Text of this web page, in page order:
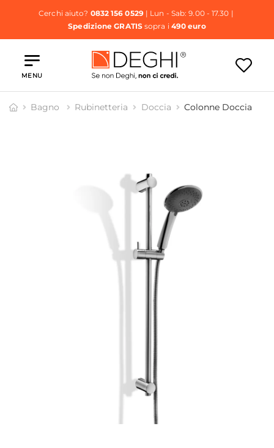
Cerchi aiuto? 0832 156 0529| Lun - Sab: 9.00 - 17.30 |
Spedizione GRATISsopra i 490 euro
MENU
Bagno Rubinetteria Doccia Colonne Doccia